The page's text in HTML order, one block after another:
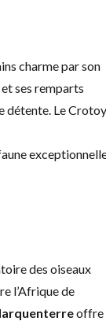
charme par son
ses remparts
détente. Le
des oiseaux
l’Afrique de
offre